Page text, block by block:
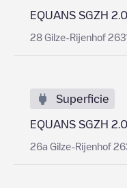
EQUANS SGZH
28 Gilze-Rijenhof
Superficie
EQUANS SGZH
26a Gilze-Rijenhof